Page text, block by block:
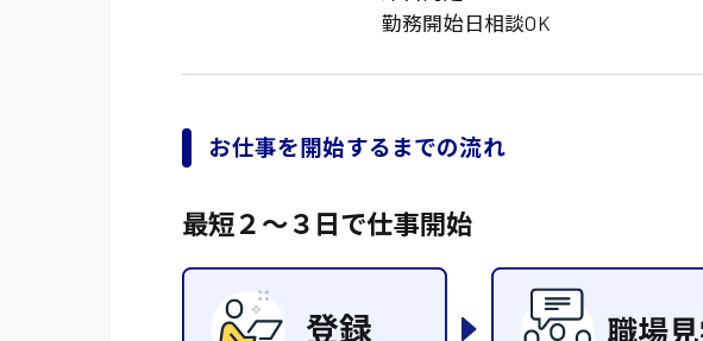
施設管理・整備
勤務開始日相談OK
お仕事を開始するまでの流れ
最短２〜３日で仕事開始